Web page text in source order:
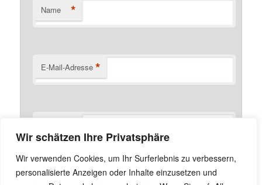
Wir schätzen Ihre Privatsphäre
Wir verwenden Cookies, um Ihr Surferlebnis zu verbessern,
personalisierte Anzeigen oder Inhalte einzusetzen und
Name *
E-Mail-Adresse *
Name, E-Mail-Adresse und Website in diesem Browser
für meinen nächsten Kommentar speichern.